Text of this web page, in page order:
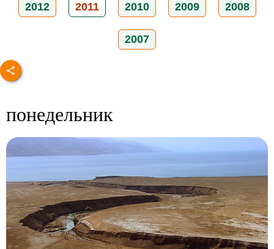
2012 2011 2010 2009 2008
2007
понедельник